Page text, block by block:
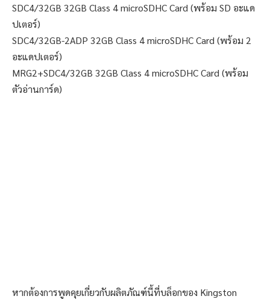
SDC4/32GB 32GB Class 4 microSDHC Card (พร้อม SD อะแด
ปเตอร์)
SDC4/32GB-2ADP 32GB Class 4 microSDHC Card (พร้อม 2
อะแดปเตอร์)
MRG2+SDC4/32GB 32GB Class 4 microSDHC Card (พร้อม
ตัวอ่านการ์ด)
หากต้องการพูดคุยเกี่ยวกับผลิตภัณฑ์นี้ที่บล็อกของ Kingston